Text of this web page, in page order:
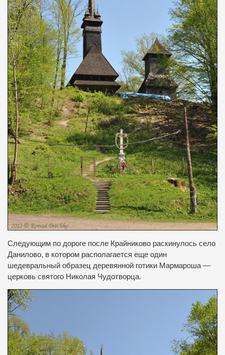
Следующим по дороге после Крайниково раскинулось село
Данилово, в котором располагается еще один
шедевральный образец деревянной готики Мармароша —
церковь святого Николая Чудотворца.